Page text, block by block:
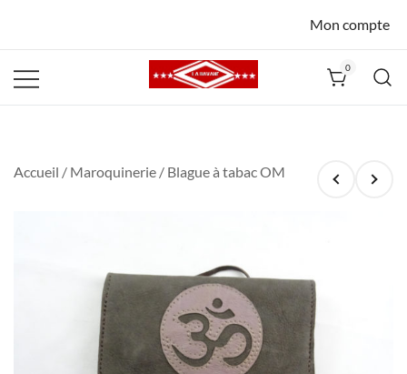
Mon compte
0
Accueil / Maroquinerie / Blague à tabac OM